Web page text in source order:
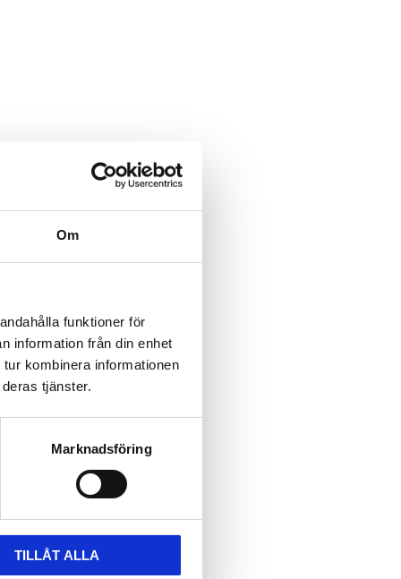
Om
funktioner för
information från din enhet
kombinera informationen
tjänster.
Marknadsföring
TILLÅT ALLA